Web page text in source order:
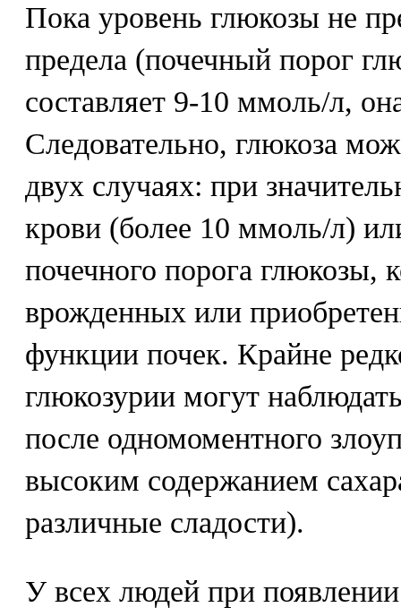
Пока уровень глюкозы не
предела (почечный порог
составляет 9-10 ммоль/л,
Следовательно, глюкоза
двух случаях: при
крови (более 10 ммоль/л)
почечного порога глюкозы,
врожденных или
функции почек. Крайне
глюкозурии могут
после одномоментного
высоким содержанием
различные сладости).
У всех людей при